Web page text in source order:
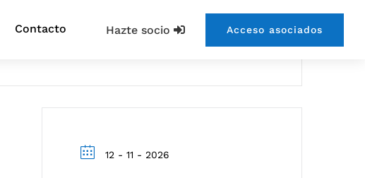
Hazte socio Acceso asociados
Contacto
12 - 11 - 2026